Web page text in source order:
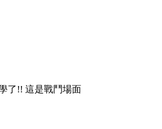
了!! 這是戰鬥場面